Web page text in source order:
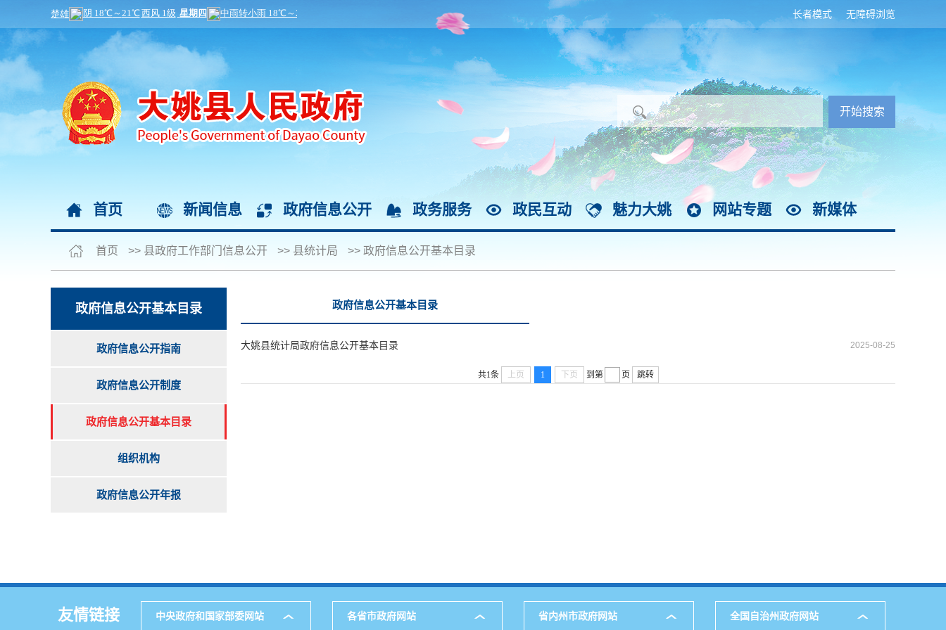
无障碍浏览
长者模式
首页 新闻信息 政府信息公开 政务服务 政民互动 魅力大姚 网站专题 新媒体
首页 >> 县政府工作部门信息公开 >> 县统计局 >> 政府信息公开基本目录
政府信息公开基本目录
政府信息公开指南
政府信息公开制度
政府信息公开基本目录
组织机构
政府信息公开年报
政府信息公开基本目录
大姚县统计局政府信息公开基本目录 2025-08-25
共1条 上页 1 下页 到第 页 跳转
友情链接 中央政府和国家部委网站 各省市政府网站 省内州市政府网站 全国自治州政府网站